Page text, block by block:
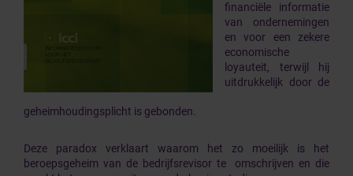
financiële informatie
van ondernemingen
en voor een zekere
economische
loyauteit, terwijl hij
uitdrukkelijk door de
geheimhoudingsplicht is gebonden.
Deze paradox verklaart waarom het zo moeilijk is het
beroepsgeheim van de bedrijfsrevisor te omschrijven en die